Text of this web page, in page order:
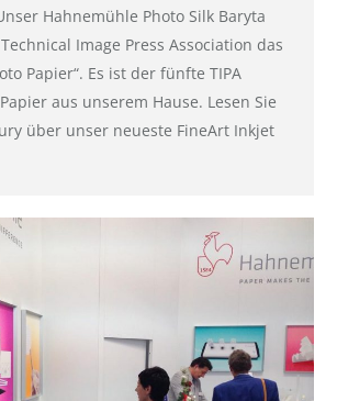
Hahnemühle Photo Silk Baryta
Image Press Association das
Papier“. Es ist der fünfte TIPA
aus unserem Hause. Lesen Sie
über unser neueste FineArt Inkjet